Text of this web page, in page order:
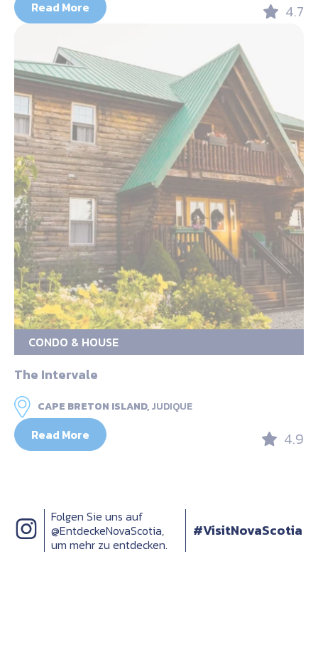
Read More 4.7
CONDO & HOUSE
The Intervale
CAPE BRETON ISLAND,JUDIQUE
Read More 4.9
Folgen Sie uns auf
@EntdeckeNovaScotia,
um mehr zu entdecken.
#VisitNovaScotia